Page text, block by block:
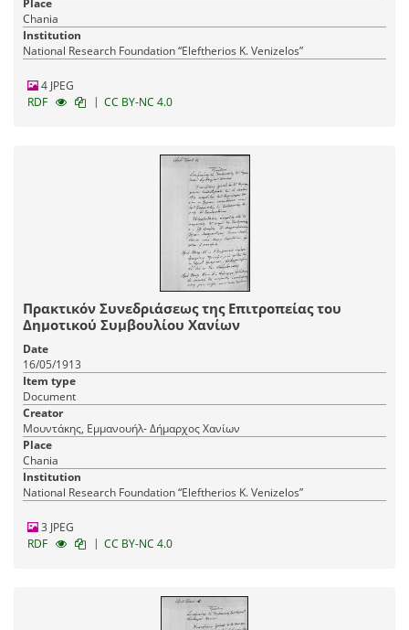
Chania
Institution
National Research Foundation “Eleftherios K. Venizelos”
4 JPEG
RDF
| CC BY-NC 4.0
Πρακτικόν Συνεδριάσεως της Επιτροπείας του
Δημοτικού Συμβουλίου Χανίων
Date
16/05/1913
Item type
Document
Creator
Μουντάκης, Εμμανουήλ- Δήμαρχος Χανίων
Place
Chania
Institution
National Research Foundation “Eleftherios K. Venizelos”
3 JPEG
RDF
| CC BY-NC 4.0